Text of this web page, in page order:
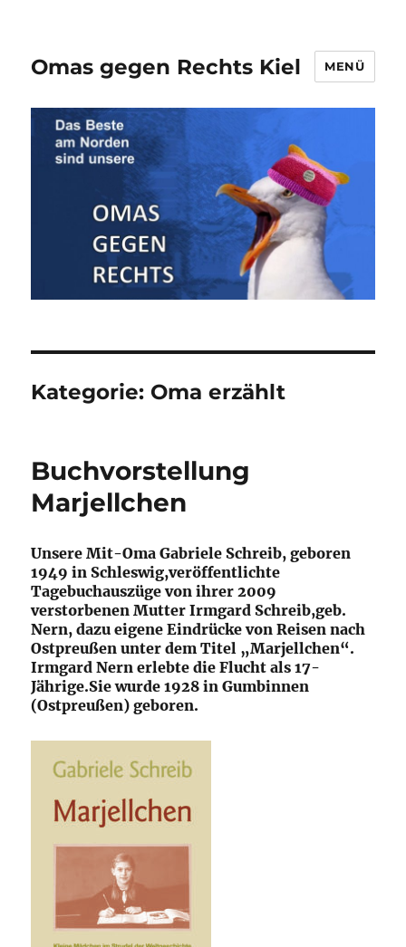
Omas gegen Rechts Kiel MENÜ
Kategorie: Oma erzählt
Buchvorstellung
Marjellchen
Unsere Mit-Oma Gabriele Schreib, geboren
1949 in Schleswig,veröffentlichte
Tagebuchauszüge von ihrer 2009
verstorbenen Mutter Irmgard Schreib,geb.
Nern, dazu eigene Eindrücke von Reisen nach
Ostpreußen unter dem Titel „Marjellchen“.
Irmgard Nern erlebte die Flucht als 17-
Jährige.Sie wurde 1928 in Gumbinnen
(Ostpreußen) geboren.